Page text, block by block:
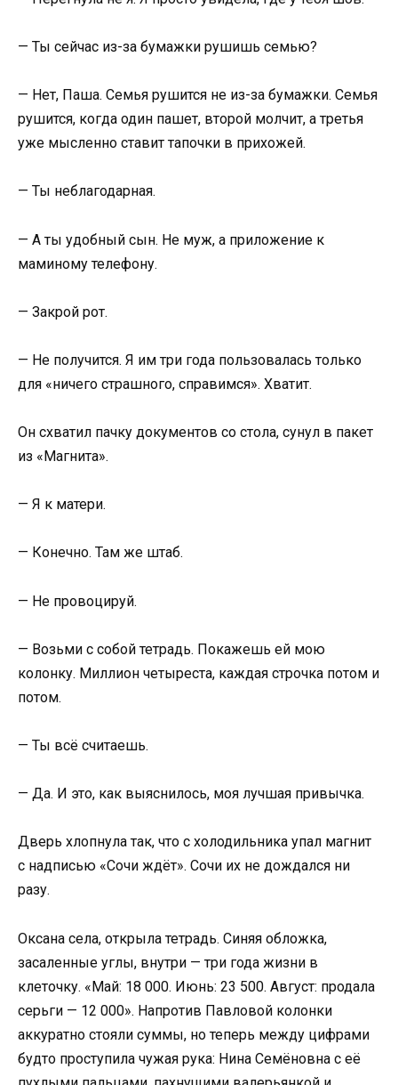
— Ты сейчас из-за бумажки рушишь семью?
— Нет, Паша. Семья рушится не из-за бумажки. Семья
рушится, когда один пашет, второй молчит, а третья
уже мысленно ставит тапочки в прихожей.
— Ты неблагодарная.
— А ты удобный сын. Не муж, а приложение к
маминому телефону.
— Закрой рот.
— Не получится. Я им три года пользовалась только
для «ничего страшного, справимся». Хватит.
Он схватил пачку документов со стола, сунул в пакет
из «Магнита».
— Я к матери.
— Конечно. Там же штаб.
— Не провоцируй.
— Возьми с собой тетрадь. Покажешь ей мою
колонку. Миллион четыреста, каждая строчка потом и
потом.
— Ты всё считаешь.
— Да. И это, как выяснилось, моя лучшая привычка.
Дверь хлопнула так, что с холодильника упал магнит
с надписью «Сочи ждёт». Сочи их не дождался ни
разу.
Оксана села, открыла тетрадь. Синяя обложка,
засаленные углы, внутри — три года жизни в
клеточку. «Май: 18 000. Июнь: 23 500. Август: продала
серьги — 12 000». Напротив Павловой колонки
аккуратно стояли суммы, но теперь между цифрами
будто проступила чужая рука: Нина Семёновна с её